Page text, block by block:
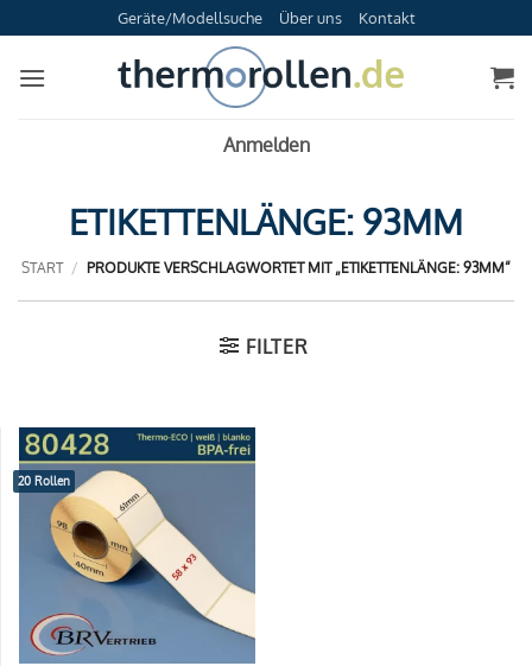
Inhalt
springen
Geräte/Modellsuche Über uns Kontakt
Anmelden
ETIKETTENLÄNGE: 93MM
START / PRODUKTE VERSCHLAGWORTET MIT „ETIKETTENLÄNGE: 93MM“
FILTER
20 Rollen